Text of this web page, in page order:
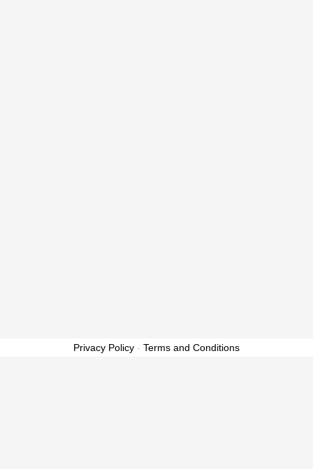
Privacy Policy - Terms and Conditions